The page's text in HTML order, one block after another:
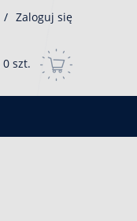
/ Zaloguj się
0 szt.